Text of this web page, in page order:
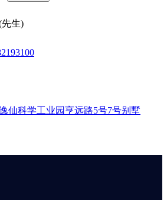
生)
仙科学工业园亨远路5号7号别墅